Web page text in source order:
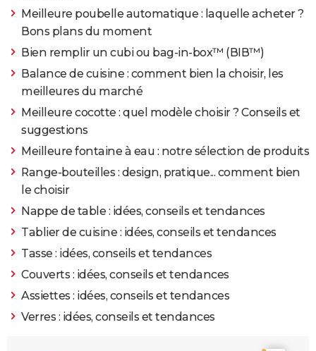
Meilleure poubelle automatique : laquelle acheter ?
Bons plans du moment
Bien remplir un cubi ou bag-in-box™ (BIB™)
Balance de cuisine : comment bien la choisir, les
meilleures du marché
Meilleure cocotte : quel modèle choisir ? Conseils et
suggestions
Meilleure fontaine à eau : notre sélection de produits
Range-bouteilles : design, pratique... comment bien
le choisir
Nappe de table : idées, conseils et tendances
Tablier de cuisine : idées, conseils et tendances
Tasse : idées, conseils et tendances
Couverts : idées, conseils et tendances
Assiettes : idées, conseils et tendances
Verres : idées, conseils et tendances